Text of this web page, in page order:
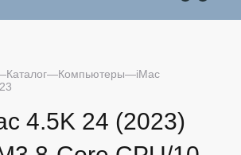
Каталог Компьютеры
iMac
4.5K 24 (2023)